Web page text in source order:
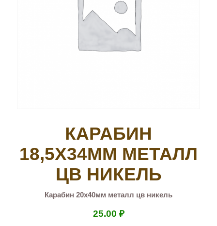
КАРАБИН
18,5Х34ММ МЕТАЛЛ
ЦВ НИКЕЛЬ
Карабин 20х40мм металл цв никель
25.00 ₽